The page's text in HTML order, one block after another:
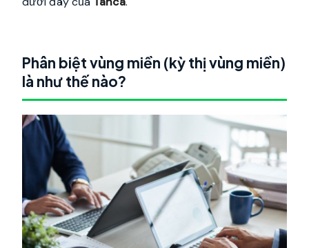
Phân biệt vùng miền (kỳ thị vùng miền)
là như thế nào?